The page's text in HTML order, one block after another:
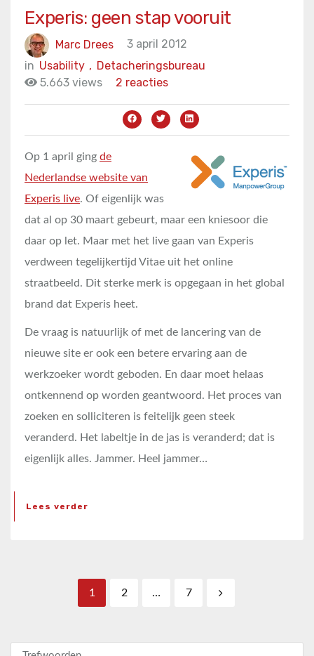
Experis: geen stap vooruit
Marc Drees
3 april 2012
in
Detacheringsbureau
Usability ,
5.663 views
2 reacties
Op 1 april ging de
Nederlandse website van
Experis live. Of eigenlijk was
dat al op 30 maart gebeurt, maar een kniesoor die
daar op let. Maar met het live gaan van Experis
verdween tegelijkertijd Vitae uit het online
straatbeeld. Dit sterke merk is opgegaan in het global
brand dat Experis heet.
De vraag is natuurlijk of met de lancering van de
nieuwe site er ook een betere ervaring aan de
werkzoeker wordt geboden. En daar moet helaas
ontkennend op worden geantwoord. Het proces van
zoeken en solliciteren is feitelijk geen steek
veranderd. Het labeltje in de jas is veranderd; dat is
eigenlijk alles. Jammer. Heel jammer…
Lees verder
Berichten paginering
1 2 … 7